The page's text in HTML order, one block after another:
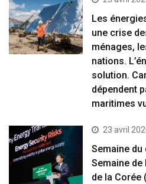
Les
une crise
ménages,
nations.
solution.
dépendent
maritimes
23 avril
Semaine du
Semaine
de la Corée